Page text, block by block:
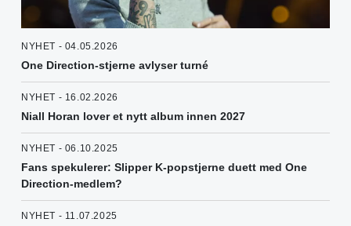
NYHET - 04.05.2026
One Direction-stjerne avlyser turné
NYHET - 16.02.2026
Niall Horan lover et nytt album innen 2027
NYHET - 06.10.2025
Fans spekulerer: Slipper K-popstjerne duett med One
Direction-medlem?
NYHET - 11.07.2025